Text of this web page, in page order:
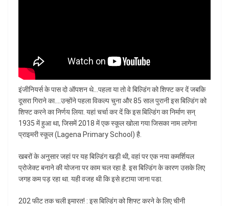
इंजीनियर्स के पास दो ऑपशन थे…पहला या तो वे बिल्डिंग को शिफ्ट कर दें जबकि
दूसरा गिराने का….उन्होंने पहला विकल्प चुना और 85 साल पुरानी इस बिल्डिंग को
शिफ्ट करने का निर्णय लिया. यहां चर्चा कर दें कि इस बिल्डिंग का निर्माण सन्
1935 में हुआ था, जिसमें 2018 में एक स्कूल खोला गया जिसका नाम लागेना
प्राइमरी स्कूल (Lagena Primary School) है.
खबरों के अनुसार जहां पर यह बिल्डिंग खड़ी थी, वहां पर एक नया कमर्शियल
प्रोजेक्ट बनाने की योजना पर काम चल रहा है. इस बिल्डिंग के कारण उसके लिए
जगह कम पड़ रहा था. यही वजह थी कि इसे हटाया जाना पडा.
202 फीट तक चली इमारत! : इस बिल्डिंग को शिफ्ट करने के लिए चीनी